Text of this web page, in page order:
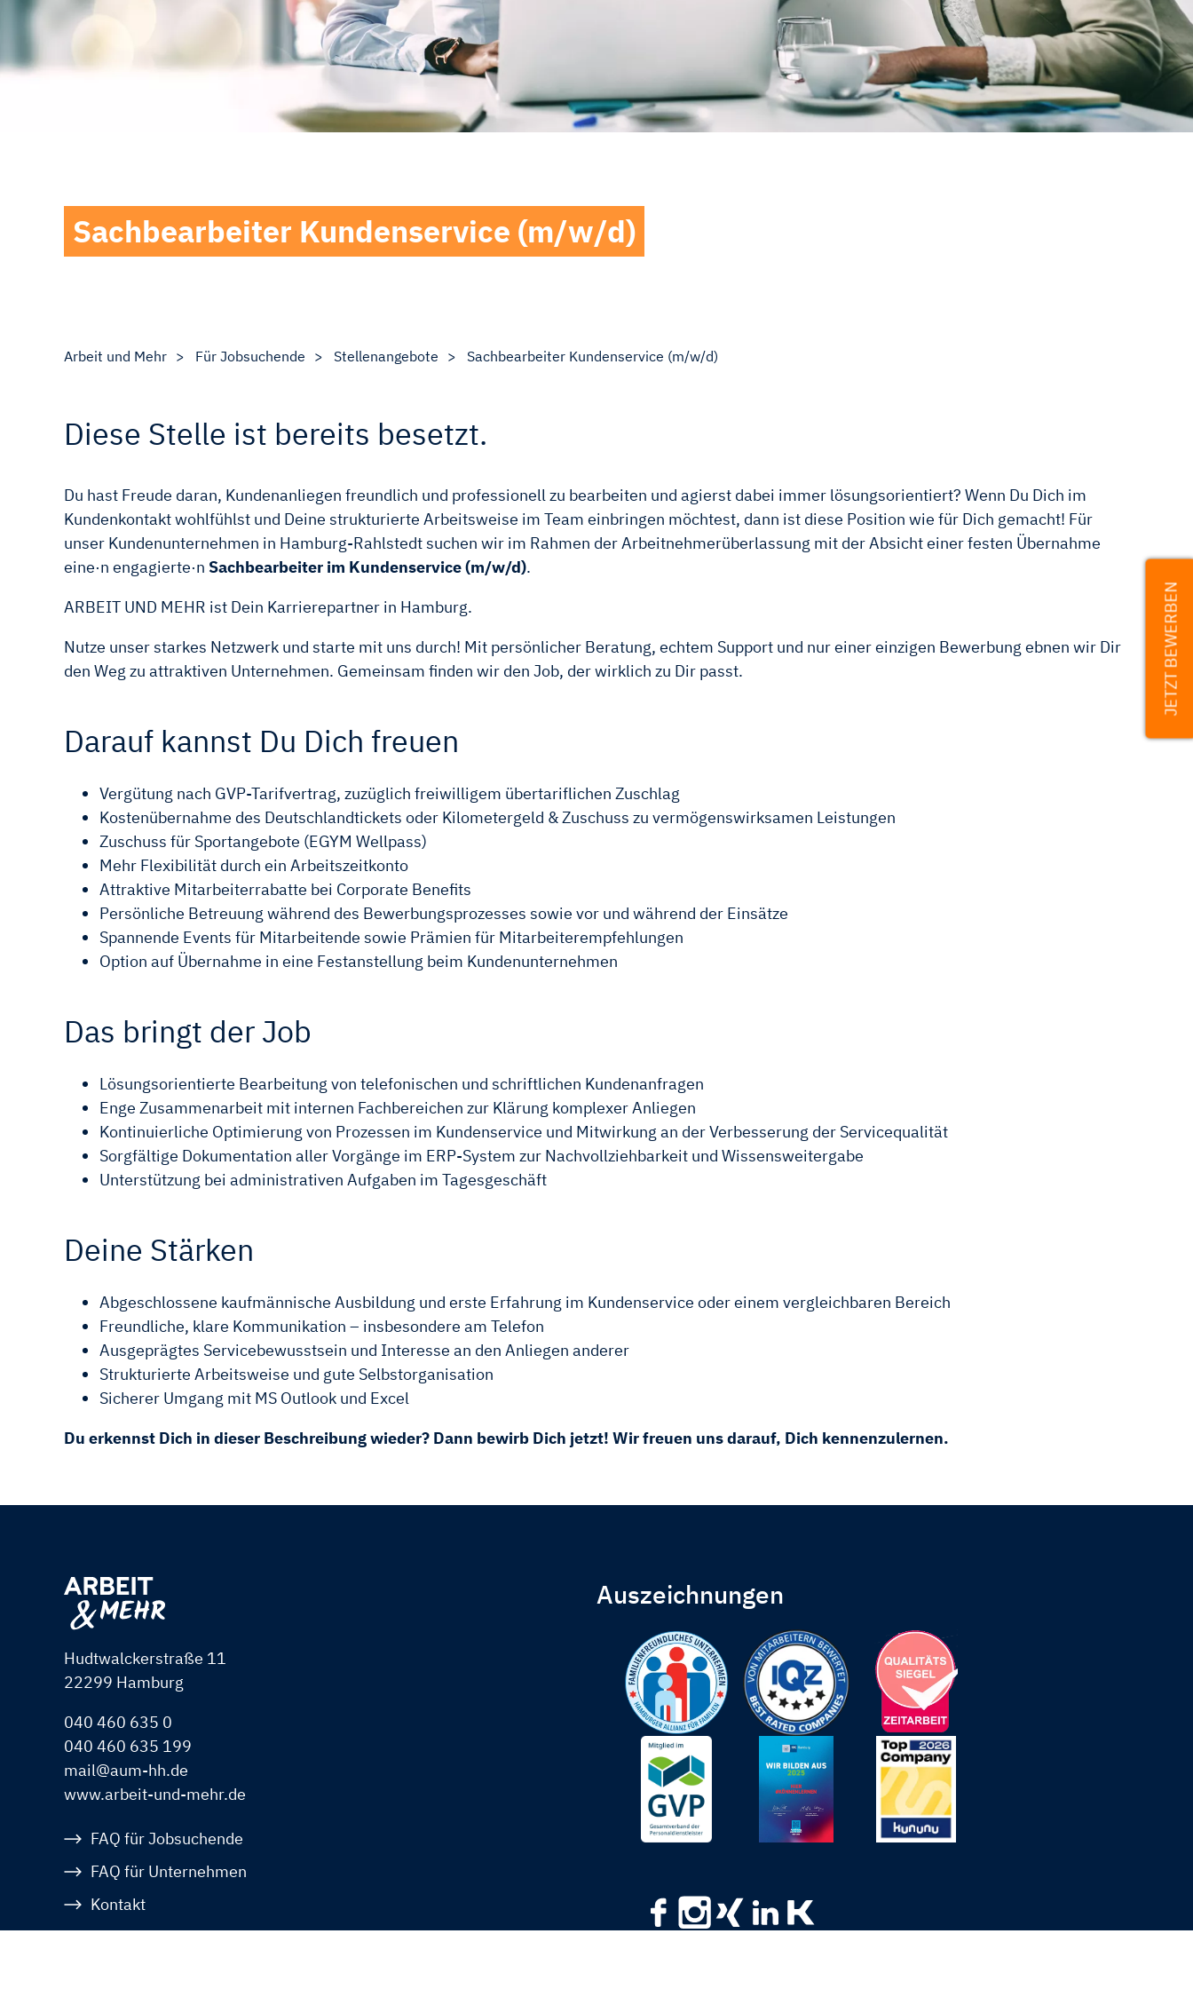
Sachbearbeiter Kundenservice (m/w/d)
Arbeit und Mehr Für Jobsuchende Stellenangebote Sachbearbeiter Kundenservice (m/w/d)
Diese Stelle ist bereits besetzt.
Du hast Freude daran, Kundenanliegen freundlich und professionell zu bearbeiten und agierst dabei immer lösungsorientiert? Wenn Du Dich im
Kundenkontakt wohlfühlst und Deine strukturierte Arbeitsweise im Team einbringen möchtest, dann ist diese Position wie für Dich gemacht! Für
unser Kundenunternehmen in Hamburg-Rahlstedt suchen wir im Rahmen der Arbeitnehmerüberlassung mit der Absicht einer festen Übernahme
eine·n engagierte·n Sachbearbeiter im Kundenservice (m/w/d).
ARBEIT UND MEHR ist Dein Karrierepartner in Hamburg.
Nutze unser starkes Netzwerk und starte mit uns durch! Mit persönlicher Beratung, echtem Support und nur einer einzigen Bewerbung ebnen wir Dir
den Weg zu attraktiven Unternehmen. Gemeinsam finden wir den Job, der wirklich zu Dir passt.
Darauf kannst Du Dich freuen
Vergütung nach GVP-Tarifvertrag, zuzüglich freiwilligem übertariflichen Zuschlag
Kostenübernahme des Deutschlandtickets oder Kilometergeld & Zuschuss zu vermögenswirksamen Leistungen
Zuschuss für Sportangebote (EGYM Wellpass)
Mehr Flexibilität durch ein Arbeitszeitkonto
Attraktive Mitarbeiterrabatte bei Corporate Benefits
Persönliche Betreuung während des Bewerbungsprozesses sowie vor und während der Einsätze
Spannende Events für Mitarbeitende sowie Prämien für Mitarbeiterempfehlungen
Option auf Übernahme in eine Festanstellung beim Kundenunternehmen
Das bringt der Job
Lösungsorientierte Bearbeitung von telefonischen und schriftlichen Kundenanfragen
Enge Zusammenarbeit mit internen Fachbereichen zur Klärung komplexer Anliegen
Kontinuierliche Optimierung von Prozessen im Kundenservice und Mitwirkung an der Verbesserung der Servicequalität
Sorgfältige Dokumentation aller Vorgänge im ERP-System zur Nachvollziehbarkeit und Wissensweitergabe
Unterstützung bei administrativen Aufgaben im Tagesgeschäft
Deine Stärken
Abgeschlossene kaufmännische Ausbildung und erste Erfahrung im Kundenservice oder einem vergleichbaren Bereich
Freundliche, klare Kommunikation – insbesondere am Telefon
Ausgeprägtes Servicebewusstsein und Interesse an den Anliegen anderer
Strukturierte Arbeitsweise und gute Selbstorganisation
Sicherer Umgang mit MS Outlook und Excel
Du erkennst Dich in dieser Beschreibung wieder? Dann bewirb Dich jetzt! Wir freuen uns darauf, Dich kennenzulernen.
Hudtwalckerstraße 11
22299 Hamburg
040 460 635 0
040 460 635 199
mail@aum-hh.de
www.arbeit-und-mehr.de
Navigation
FAQ für Jobsuchende
FAQ für Unternehmen
Kontakt
Datenschutz
Auszeichnungen
JETZT BEWERBEN